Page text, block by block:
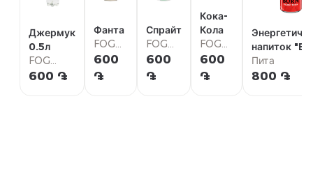
Джермук
0․5л
FOG
Gastro
600 ֏
Фанта
FOG
Gastro
Bar
600
֏
Спрайт
FOG
Gastro
Bar
600
֏
Кока-
Кола
FOG
Gastro
Bar
600
֏
напиток
0.25л
Пита
800 ֏